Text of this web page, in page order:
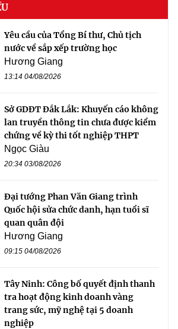
Yêu cầu của Tổng Bí thư, Chủ tịch
nước về sắp xếp trường học
Hương Giang
13:14 04/08/2026
Sở GDĐT Đắk Lắk: Khuyến cáo không
lan truyền thông tin chưa được kiểm
chứng về kỳ thi tốt nghiệp THPT
Ngọc Giàu
20:34 03/08/2026
Đại tướng Phan Văn Giang trình
Quốc hội sửa chức danh, hạn tuổi sĩ
quan quân đội
Hương Giang
09:15 04/08/2026
Tây Ninh: Công bố quyết định thanh
tra hoạt động kinh doanh vàng
trang sức, mỹ nghệ tại 5 doanh
nghiệp